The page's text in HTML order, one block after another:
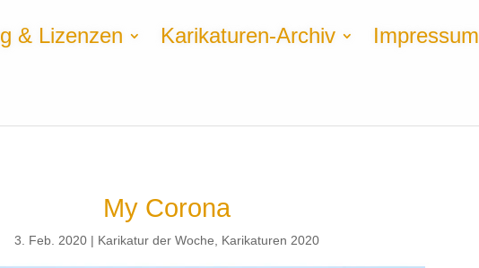
& Lizenzen Karikaturen-Archiv Impressum
My Corona
3. Feb. 2020 Karikatur der Woche, Karikaturen 2020